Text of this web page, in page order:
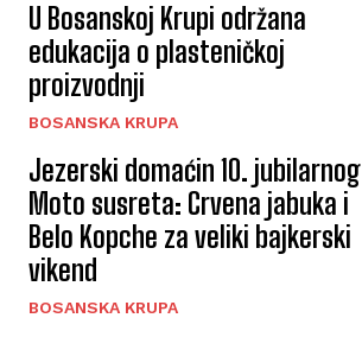
U Bosanskoj Krupi održana
edukacija o plasteničkoj
proizvodnji
BOSANSKA KRUPA
Jezerski domaćin 10. jubilarnog
Moto susreta: Crvena jabuka i
Belo Kopche za veliki bajkerski
vikend
BOSANSKA KRUPA